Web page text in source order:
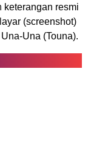
keterangan resmi
(screenshot)
Una (Touna).